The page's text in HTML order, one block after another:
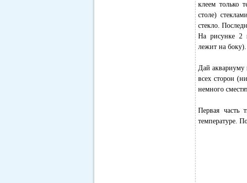
клеем только
столе)
стекло.
На рисунке 2
лежит на боку).
Дай аквариуму
всех сторон
немного
Первая часть
температуре.